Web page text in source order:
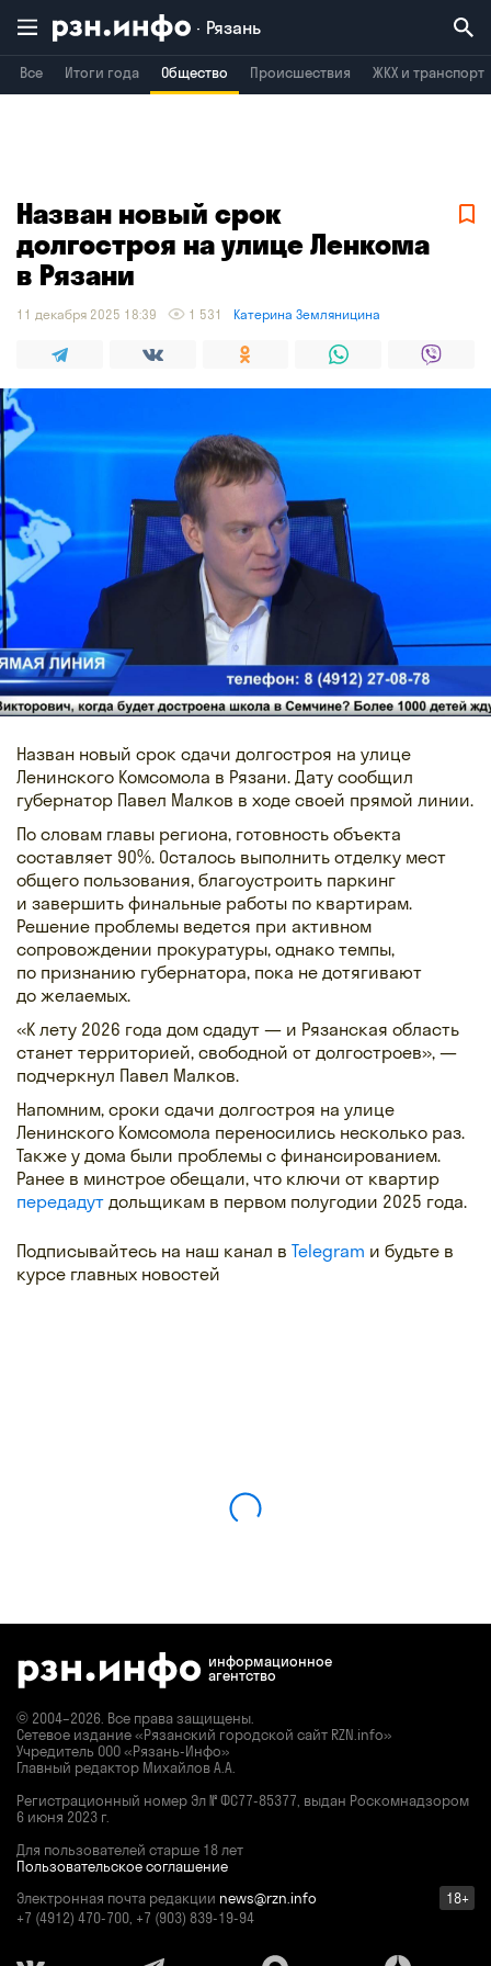
Рязань
Все Итоги года Общество Происшествия ЖКХ и транспорт
Воронеж Брянск
Назван новый срок
долгостроя на улице Ленкома
в Рязани
11 декабря 2025 18:39 1 531 Катерина Земляницина
Назван новый срок сдачи долгостроя на улице
Ленинского Комсомола в Рязани. Дату сообщил
губернатор Павел Малков в ходе своей прямой линии.
По словам главы региона, готовность объекта
составляет 90%. Осталось выполнить отделку мест
общего пользования, благоустроить паркинг
и завершить финальные работы по квартирам.
Решение проблемы ведется при активном
сопровождении прокуратуры, однако темпы,
по признанию губернатора, пока не дотягивают
до желаемых.
«К лету 2026 года дом сдадут — и Рязанская область
станет территорией, свободной от долгостроев», —
подчеркнул Павел Малков.
Напомним, сроки сдачи долгостроя на улице
Ленинского Комсомола переносились несколько раз.
Также у дома были проблемы с финансированием.
Ранее в минстрое обещали, что ключи от квартир
передадут дольщикам в первом полугодии 2025 года.
Подписывайтесь на наш канал в Telegram и будьте в
курсе главных новостей
информационное
агентство
© 2004–2026. Все права защищены.
Сетевое издание «Рязанский городской сайт RZN.info»
Учредитель ООО «Рязань-Инфо»
Главный редактор Михайлов А.А.
Регистрационный номер Эл № ФС77-85377, выдан Роскомнадзором
6 июня 2023 г.
Для пользователей старше 18 лет
Пользовательское соглашение
Электронная почта редакции news@rzn.info
18+
+7 (4912) 470-700, +7 (903) 839-19-94